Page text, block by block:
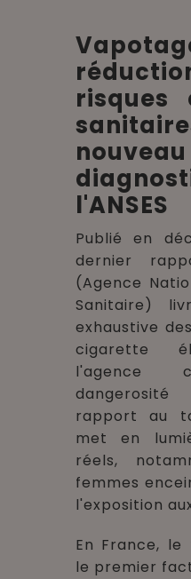
risques
nouveau
l'ANSES
Publié en
dernier
(Agence
Sanitaire)
exhaustive
cigarette
l'agence
rapport au
met en
réels,
femmes
l'exposition
En France,
le premier